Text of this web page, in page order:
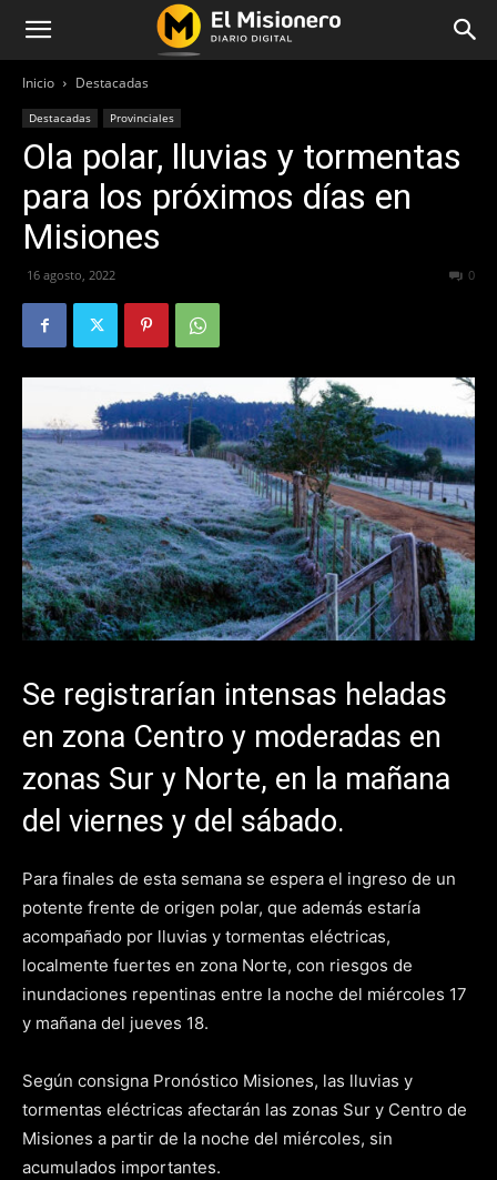
Inicio Destacadas
Destacadas Provinciales
Ola polar, lluvias y tormentas
para los próximos días en
Misiones
16 agosto, 2022 0
Se registrarían intensas heladas
en zona Centro y moderadas en
zonas Sur y Norte, en la mañana
del viernes y del sábado.
Para finales de esta semana se espera el ingreso de un
potente frente de origen polar, que además estaría
acompañado por lluvias y tormentas eléctricas,
localmente fuertes en zona Norte, con riesgos de
inundaciones repentinas entre la noche del miércoles 17
y mañana del jueves 18.
Según consigna Pronóstico Misiones, las lluvias y
tormentas eléctricas afectarán las zonas Sur y Centro de
Misiones a partir de la noche del miércoles, sin
acumulados importantes.